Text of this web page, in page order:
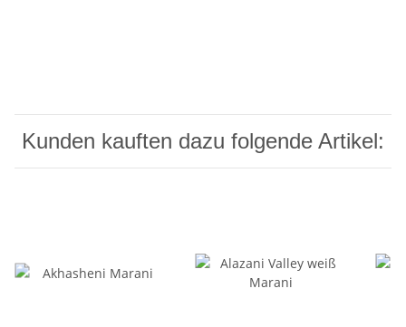
Kunden kauften dazu folgende Artikel: